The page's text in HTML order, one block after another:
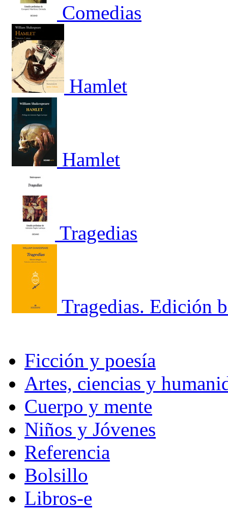
Comedias
Hamlet
Hamlet
Tragedias
Tragedias. Edición
Ficción y poesía
Artes, ciencias y
Cuerpo y mente
Niños y Jóvenes
Referencia
Bolsillo
Libros-e